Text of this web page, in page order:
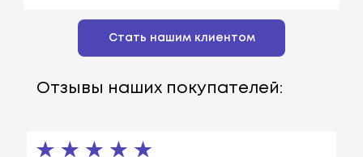
Стать нашим клиентом
Отзывы наших покупателей: